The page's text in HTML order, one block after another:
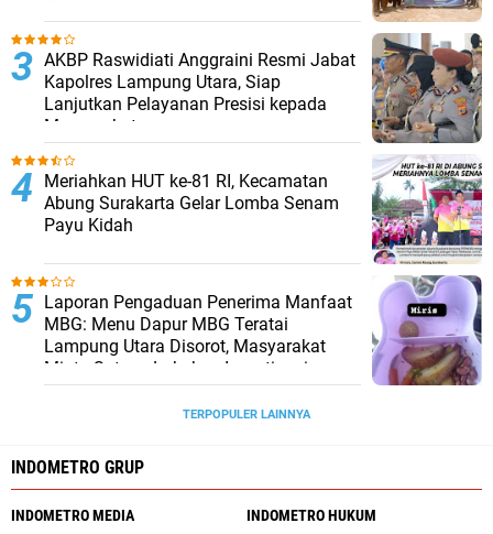
Desa
AKBP Raswidiati Anggraini Resmi Jabat
Kapolres Lampung Utara, Siap
Lanjutkan Pelayanan Presisi kepada
Masyarakat
Meriahkan HUT ke-81 RI, Kecamatan
Abung Surakarta Gelar Lomba Senam
Payu Kidah
Laporan Pengaduan Penerima Manfaat
MBG: Menu Dapur MBG Teratai
Lampung Utara Disorot, Masyarakat
Minta Satgas Lakukan Investigasi
TERPOPULER LAINNYA
INDOMETRO GRUP
INDOMETRO MEDIA INDOMETRO HUKUM